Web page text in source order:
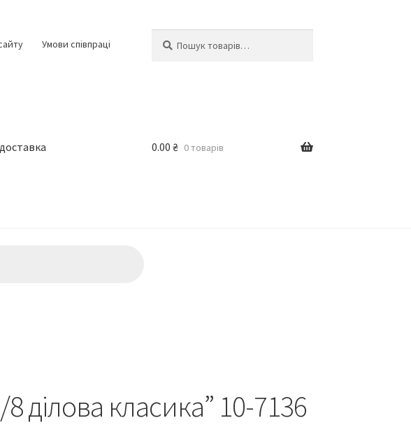
Умови співпраці
0.00 ₴ 0 товарів
ділова класика” 10-7136